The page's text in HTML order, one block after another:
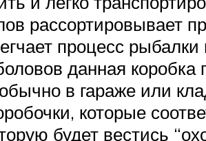
рассортировывает
процесс
данная коробка
в гараже или
которые
будет вестись